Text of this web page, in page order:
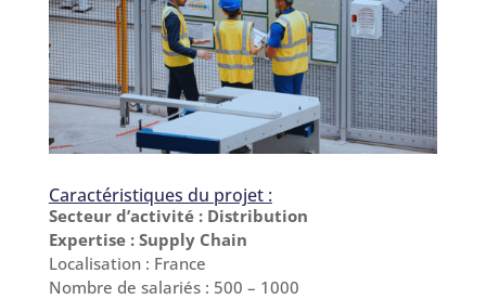
Caractéristiques du projet :
Secteur d’activité : Distribution
Expertise : Supply Chain
Localisation : France
Nombre de salariés : 500 – 1000